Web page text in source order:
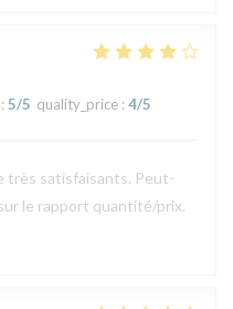
: 5/5 quality_price : 4/5
très satisfaisants. Peut-
le rapport quantité/prix.